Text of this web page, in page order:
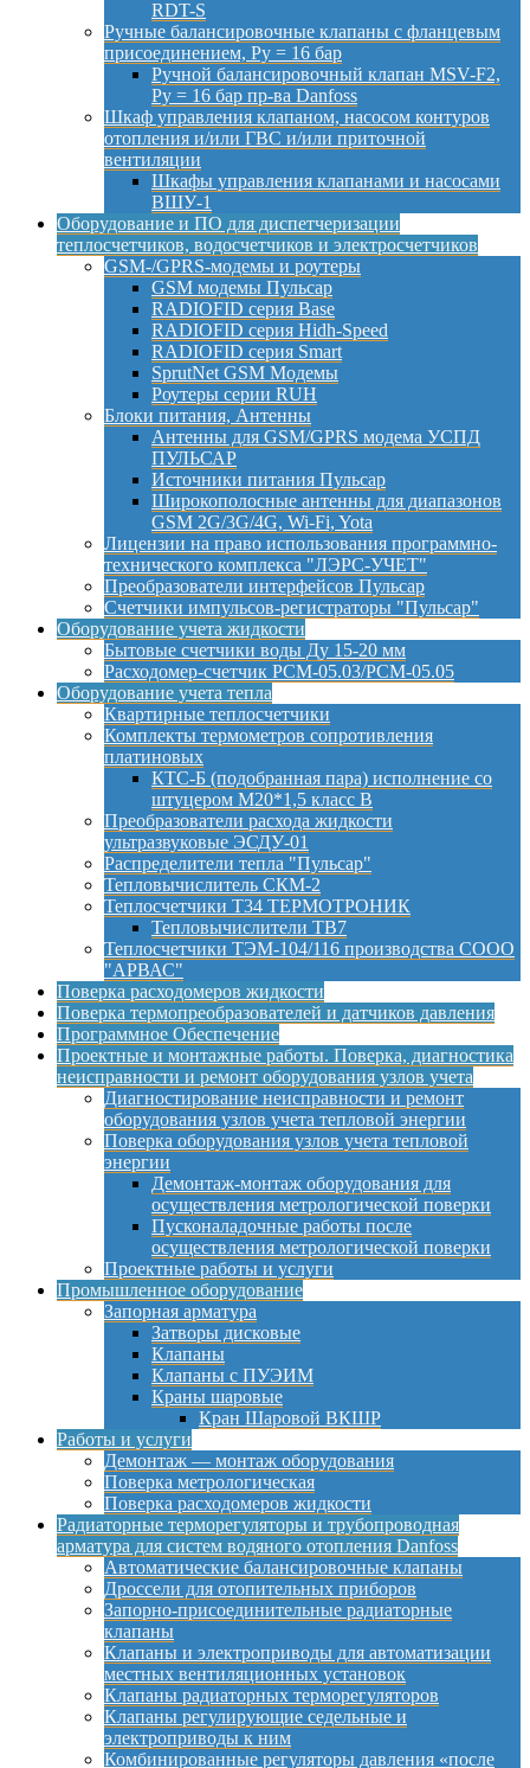
RDT-S
Ручные балансировочные клапаны с фланцевым
присоединением, Py = 16 бар
Ручной балансировочный клапан MSV-F2,
Py = 16 бар пр-ва Danfoss
Шкаф управления клапаном, насосом контуров
отопления и/или ГВС и/или приточной
вентиляции
Шкафы управления клапанами и насосами
ВШУ-1
Оборудование и ПО для диспетчеризации
теплосчетчиков, водосчетчиков и электросчетчиков
GSM-/GPRS-модемы и роутеры
GSM модемы Пульсар
RADIOFID серия Base
RADIOFID серия Hidh-Speed
RADIOFID серия Smart
SprutNet GSM Модемы
Роутеры серии RUH
Блоки питания, Антенны
Антенны для GSM/GPRS модема УСПД
ПУЛЬСАР
Источники питания Пульсар
Широкополосные антенны для диапазонов
GSM 2G/3G/4G, Wi-Fi, Yota
Лицензии на право использования программно-
технического комплекса "ЛЭРС-УЧЕТ"
Преобразователи интерфейсов Пульсар
Счетчики импульсов-регистраторы "Пульсар"
Оборудование учета жидкости
Бытовые счетчики воды Ду 15-20 мм
Расходомер-счетчик РСМ-05.03/РСМ-05.05
Оборудование учета тепла
Квартирные теплосчетчики
Комплекты термометров сопротивления
платиновых
КТС-Б (подобранная пара) исполнение со
штуцером М20*1,5 класс B
Преобразователи расхода жидкости
ультразвуковые ЭСДУ-01
Распределители тепла "Пульсар"
Тепловычислитель СКМ-2
Теплосчетчики Т34 ТЕРМОТРОНИК
Тепловычислители ТВ7
Теплосчетчики ТЭМ-104/116 производства СООО
"АРВАС"
Поверка расходомеров жидкости
Поверка термопреобразователей и датчиков давления
Программное Обеспечение
Проектные и монтажные работы. Поверка, диагностика
неисправности и ремонт оборудования узлов учета
Диагностирование неисправности и ремонт
оборудования узлов учета тепловой энергии
Поверка оборудования узлов учета тепловой
энергии
Демонтаж-монтаж оборудования для
осуществления метрологической поверки
Пусконаладочные работы после
осуществления метрологической поверки
Проектные работы и услуги
Промышленное оборудование
Запорная арматура
Затворы дисковые
Клапаны
Клапаны с ПУЭИМ
Краны шаровые
Кран Шаровой ВКШР
Работы и услуги
Демонтаж — монтаж оборудования
Поверка метрологическая
Поверка расходомеров жидкости
Радиаторные терморегуляторы и трубопроводная
арматура для систем водяного отопления Danfoss
Автоматические балансировочные клапаны
Дроссели для отопительных приборов
Запорно-присоединительные радиаторные
клапаны
Клапаны и электроприводы для автоматизации
местных вентиляционных установок
Клапаны радиаторных терморегуляторов
Клапаны регулирующие седельные и
электроприводы к ним
Комбинированные регуляторы давления «после